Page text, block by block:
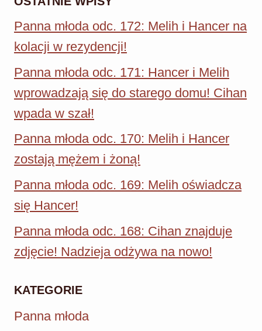
Panna młoda odc. 172: Melih i Hancer na
kolacji w rezydencji!
Panna młoda odc. 171: Hancer i Melih
wprowadzają się do starego domu! Cihan
wpada w szał!
Panna młoda odc. 170: Melih i Hancer
zostają mężem i żoną!
Panna młoda odc. 169: Melih oświadcza
się Hancer!
Panna młoda odc. 168: Cihan znajduje
zdjęcie! Nadzieja odżywa na nowo!
KATEGORIE
Panna młoda